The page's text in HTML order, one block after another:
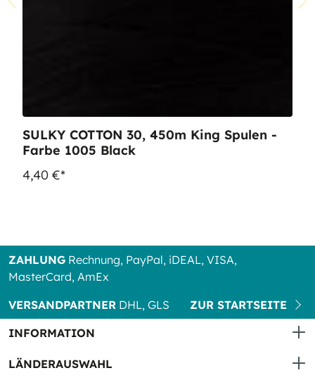
SULKY COTTON 30, 450m King Spulen -
Farbe 1005 Black
4,40 €*
ZAHLUNG Rechnung, PayPal, iDEAL, VISA,
MasterCard, AmEx
VERSANDPARTNER DHL, GLS
ZUR STARTSEITE
INFORMATION
LÄNDERAUSWAHL